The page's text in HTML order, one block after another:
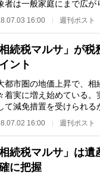
者は一般家庭にまで広が
思っている人ほ…
16:00 週刊ポスト
相続税マルサ」が
ント
市圏の地価上昇で、相
着実に増え始めている
て減免措置を受けられる
しないという、ケ…
16:00 週刊ポスト
相続税マルサ」は
に把握